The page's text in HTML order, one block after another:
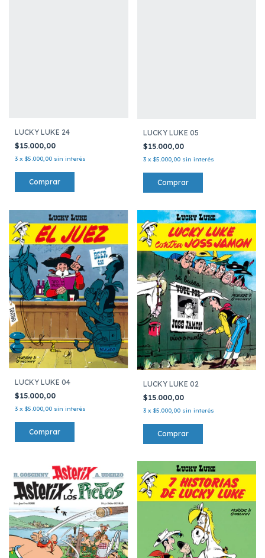
LUCKY LUKE 24
$15.000,00
3 x $5.000,00 sin interés
LUCKY LUKE 05
$15.000,00
3 x $5.000,00 sin interés
LUCKY LUKE 04
$15.000,00
3 x $5.000,00 sin interés
LUCKY LUKE 02
$15.000,00
3 x $5.000,00 sin interés